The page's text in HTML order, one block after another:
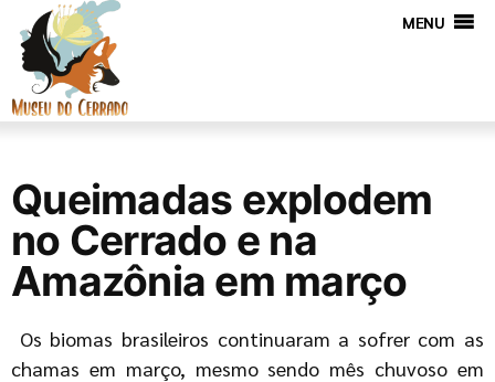
MENU
Queimadas explodem
no Cerrado e na
Amazônia em março
Os biomas brasileiros continuaram a sofrer com as
chamas em março, mesmo sendo mês chuvoso em